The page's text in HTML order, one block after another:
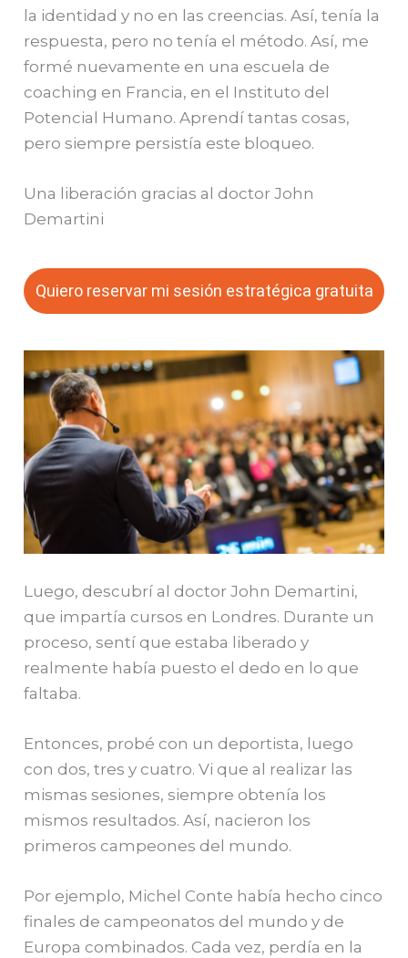
la identidad y no en las creencias. Así, tenía la
respuesta, pero no tenía el método. Así, me
formé nuevamente en una escuela de
coaching en Francia, en el Instituto del
Potencial Humano. Aprendí tantas cosas,
pero siempre persistía este bloqueo.
Una liberación gracias al doctor John
Demartini
Quiero reservar mi sesión estratégica gratuita
Luego, descubrí al doctor John Demartini,
que impartía cursos en Londres. Durante un
proceso, sentí que estaba liberado y
realmente había puesto el dedo en lo que
faltaba.
Entonces, probé con un deportista, luego
con dos, tres y cuatro. Vi que al realizar las
mismas sesiones, siempre obtenía los
mismos resultados. Así, nacieron los
primeros campeones del mundo.
Por ejemplo, Michel Conte había hecho cinco
finales de campeonatos del mundo y de
Europa combinados. Cada vez, perdía en la